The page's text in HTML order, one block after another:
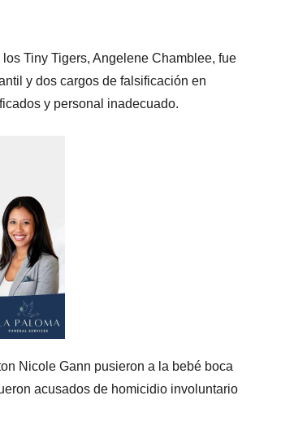
Tiny Tigers, Angelene Chamblee, fue
y dos cargos de falsificación en
y personal inadecuado.
Nicole Gann pusieron a la bebé boca
acusados ​​de homicidio involuntario